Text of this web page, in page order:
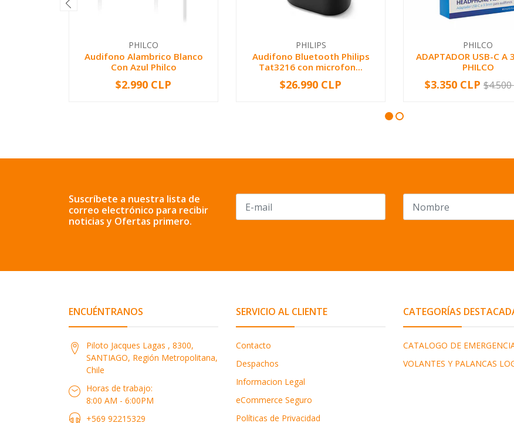
PHILCO
Audifono Alambrico Blanco
Con Azul Philco
+
$2.990 CLP
PHILIPS
Audifono Bluetooth Philips
Tat3216 con microfon...
+
$26.990 CLP
PHILCO
ADAPTADOR USB-C A
PHILCO
+
$3.350 CLP $4.500
Suscríbete a nuestra lista de
correo electrónico para recibir
noticias y Ofertas primero.
ENCUÉNTRANOS
Piloto Jacques Lagas , 8300,
SANTIAGO, Región Metropolitana,
Chile
Horas de trabajo:
8:00 AM - 6:00PM
+569 92215329
SERVICIO AL CLIENTE
Contacto
Despachos
Informacion Legal
eCommerce Seguro
Políticas de Privacidad
CATEGORÍAS
CATALOGO DE
VOLANTES Y PALANCAS